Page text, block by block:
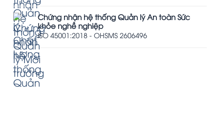
Chứng nhận hệ thống Quản lý An toàn Sức
khỏe nghề nghiệp
ISO 45001:2018 - OHSMS 2606496